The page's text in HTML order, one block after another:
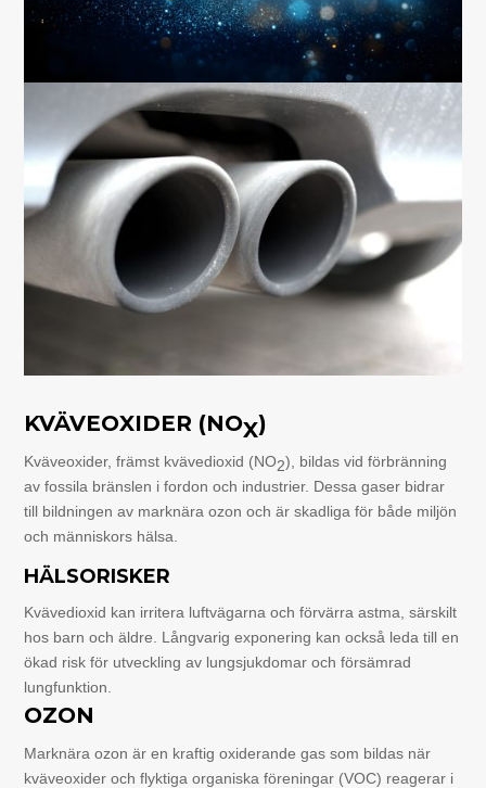
KVÄVEOXIDER (NOX)
Kväveoxider, främst kvävedioxid (NO2), bildas vid förbränning
av fossila bränslen i fordon och industrier. Dessa gaser bidrar
till bildningen av marknära ozon och är skadliga för både miljön
och människors hälsa.
HÄLSORISKER
Kvävedioxid kan irritera luftvägarna och förvärra astma, särskilt
hos barn och äldre. Långvarig exponering kan också leda till en
ökad risk för utveckling av lungsjukdomar och försämrad
lungfunktion.
OZON
Marknära ozon är en kraftig oxiderande gas som bildas när
kväveoxider och flyktiga organiska föreningar (VOC) reagerar i